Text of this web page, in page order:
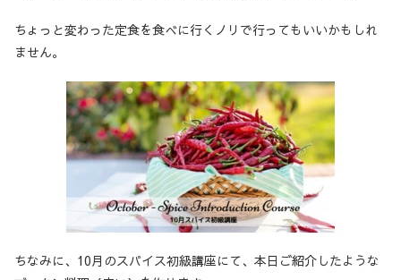
ちょっと変わった定食を食べに行くノリで行ってもいいかもしれ
ません。
ちなみに、10月のスパイス初級講座にて、本日ご紹介したような